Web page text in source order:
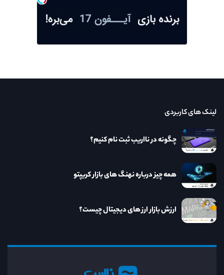
لینک های کاربردی
چگونه در نااریب ثبت نام کنیم؟
همه چیز درباره نهنگ های بازار کریپتو
ارزش بازار ارز های دیجیتال چیست؟